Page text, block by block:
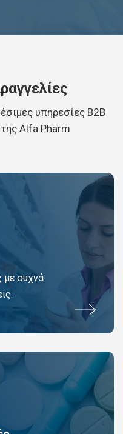
υπηρεσίες B2B
Alfa Pharm
με συχνά